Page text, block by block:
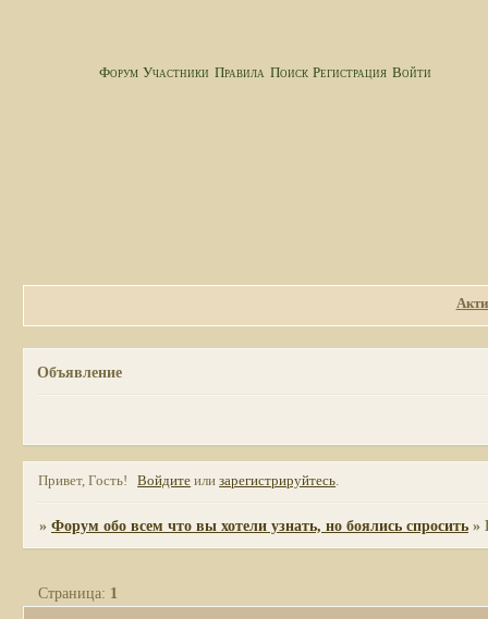
Форум Участники Правила Поиск Регистрация Войти
Объявление
Привет, Гость! Войдите илизарегистрируйтесь.
»Форум обо всем что вы хотели узнать, но боялись спросить »
Страница: 1